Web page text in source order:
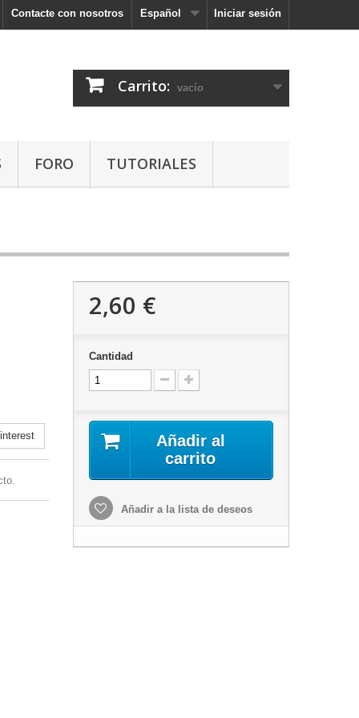
Iniciar sesión
Español
Contacte con nosotros
Carrito: vacío
FORO TUTORIALES
2,60 €
Cantidad
Añadir al
carrito
Añadir a la lista de deseos